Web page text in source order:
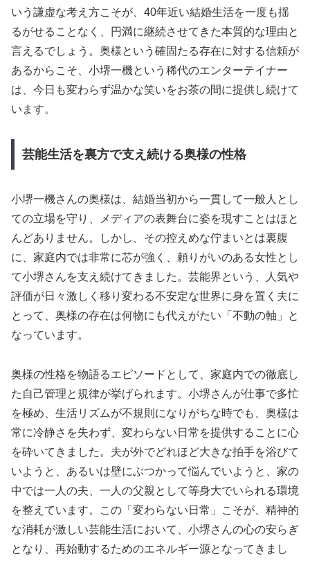
いう謙虚な考え方こそが、40年近い結婚生活を一度も揺
るがせることなく、円満に継続させてきた本質的な理由と
言えるでしょう。奥様という確固たる存在に対する信頼が
あるからこそ、小堺一機という稀代のエンターテイナー
は、今日も変わらず温かな笑いをお茶の間に提供し続けて
います。
芸能生活を裏方で支え続ける奥様の性格
小堺一機さんの奥様は、結婚当初から一貫して一般人とし
ての立場を守り、メディアの表舞台に姿を現すことはほと
んどありません。しかし、その控えめな佇まいとは裏腹
に、家庭内では非常に芯が強く、頼りがいのある女性とし
て小堺さんを支え続けてきました。芸能界という、人気や
評価が日々激しく移り変わる不安定な世界に身を置く夫に
とって、奥様の存在は何物にも代えがたい「不動の軸」と
なっています。
奥様の性格を物語るエピソードとして、家庭内での徹底し
た自己管理と規律が挙げられます。小堺さんが仕事で多忙
を極め、生活リズムが不規則になりがちな時でも、奥様は
常に冷静さを失わず、変わらない日常を提供することに心
を砕いてきました。夫が外でどれほど大きな拍手を浴びて
いようと、あるいは壁にぶつかって悩んでいようと、家の
中では一人の夫、一人の父親として等身大でいられる環境
を整えています。この「変わらない日常」こそが、精神的
な消耗が激しい芸能生活において、小堺さんの心の安らぎ
となり、再始動するためのエネルギー源となってきまし